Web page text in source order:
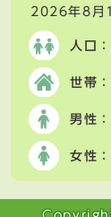
2026年8月
人口
世帯
男性
女性